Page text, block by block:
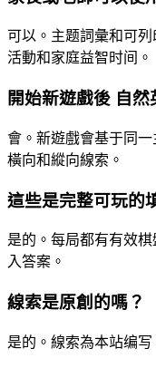
可以。主题詞彙和可
活動和家庭益智时间。
開始新遊戲後 自然
會。新遊戲會基于同
橫向和縱向線索。
這些是完整可玩的
是的。每局都有有效
入答案。
線索是原創的嗎？
是的。線索為本站编